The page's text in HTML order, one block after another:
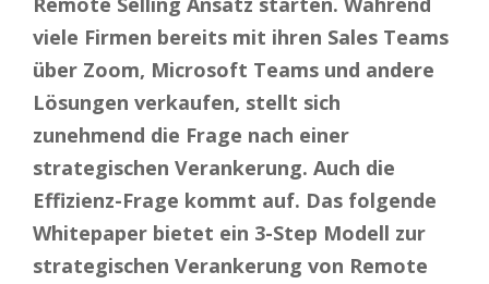
viele Firmen bereits mit ihren Sales Teams
über Zoom, Microsoft Teams und andere
Lösungen verkaufen, stellt sich
zunehmend die Frage nach einer
strategischen Verankerung. Auch die
Effizienz-Frage kommt auf. Das folgende
Whitepaper bietet ein 3-Step Modell zur
strategischen Verankerung von Remote